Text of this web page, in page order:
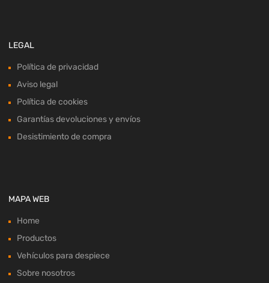
LEGAL
Política de privacidad
Aviso legal
Política de cookies
Garantías devoluciones y envíos
Desistimiento de compra
MAPA WEB
Home
Productos
Vehículos para despiece
Sobre nosotros